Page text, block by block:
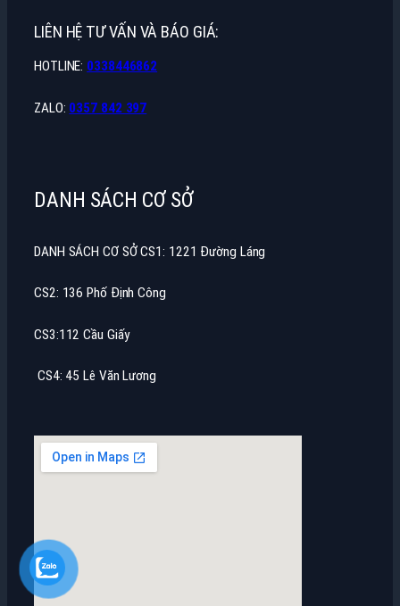
LIÊN HỆ TƯ VẤN VÀ BÁO GIÁ:
HOTLINE: 0338446862
ZALO: 0357 842 397
DANH SÁCH CƠ SỞ
DANH SÁCH CƠ SỞ CS1: 1221 Đường Láng
CS2: 136 Phố Định Công
CS3:112 Cầu Giấy
CS4: 45 Lê Văn Lương